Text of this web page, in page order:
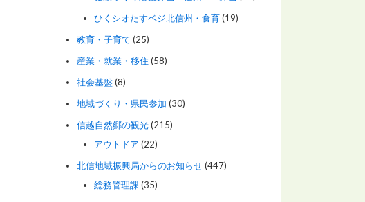
ひくシオたすベジ北信州・食育(19)
教育・子育て (25)
産業・就業・移住 (58)
社会基盤(8)
地域づくり・県民参加 (30)
信越自然郷の観光(215)
アウトドア (22)
北信地域振興局からのお知らせ(447)
総務管理課(35)